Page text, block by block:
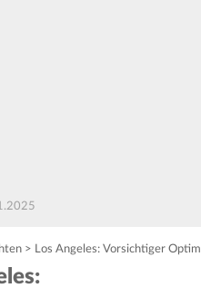
> Los Angeles: Vorsichtiger